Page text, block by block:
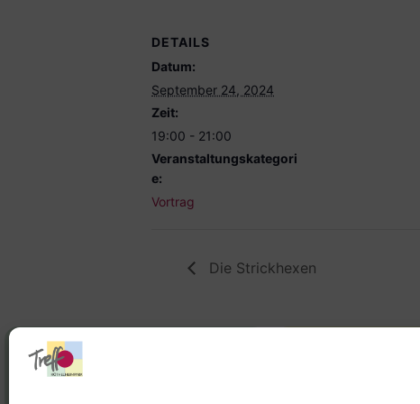
DETAILS
Datum:
September 24, 2024
Zeit:
19:00 - 21:00
Veranstaltungskategori
e:
Vortrag
Die Strickhexen
Stadtteilhaus